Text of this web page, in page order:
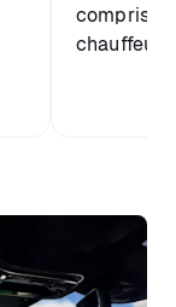
comprise
chauffeur.